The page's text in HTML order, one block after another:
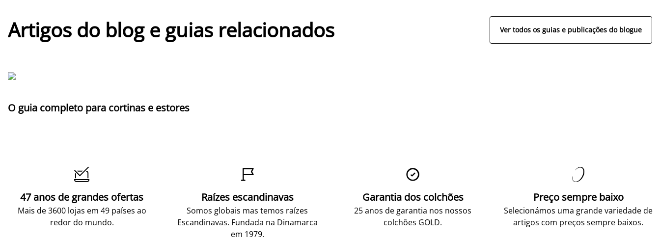
Artigos do blog e guias relacionados Ver todos os guias e publicações do blogue
O guia completo para cortinas e estores

47 anos de grandes ofertas
Mais de 3600 lojas em 49 países ao
redor do mundo.

Raízes escandinavas
Somos globais mas temos raízes
Escandinavas. Fundada na Dinamarca
em 1979.

Garantia dos colchões
25 anos de garantia nos nossos
colchões GOLD.

Preço sempre baixo
Selecionámos uma grande variedade de
artigos com preços sempre baixos.